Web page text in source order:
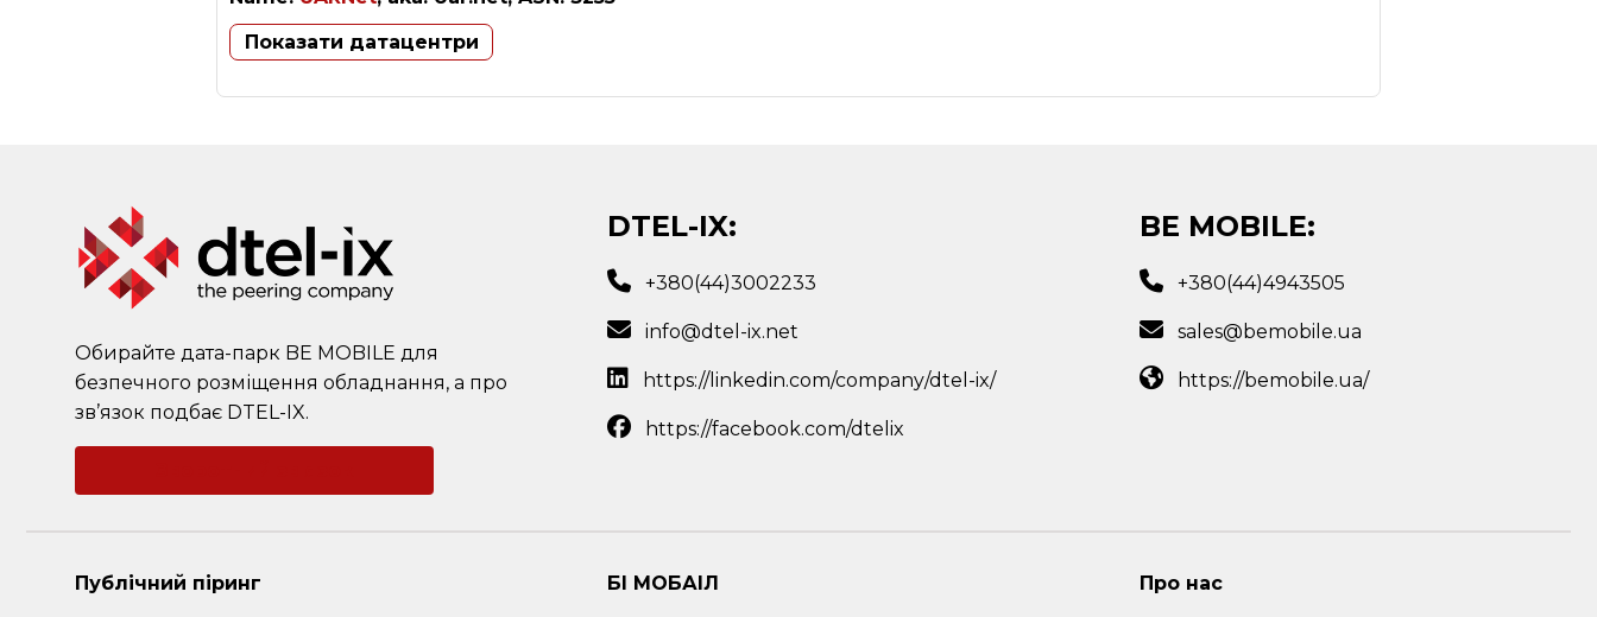
Показати датацентри
Обирайте дата-парк BE MOBILE для
безпечного розміщення обладнання, а про
зв’язок подбає DTEL-IX.
DTEL-IX:
+380(44)3002233
info@dtel-ix.net
https://linkedin.com/company/dtel-ix/
https://facebook.com/dtelix
BE MOBILE:
+380(44)4943505
sales@bemobile.ua
https://bemobile.ua/
Публічний піринг БІ МОБАІЛ Про нас